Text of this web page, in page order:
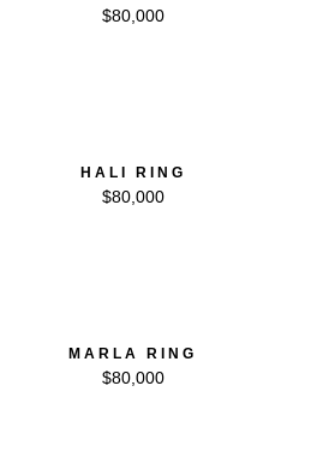
$80,000
HALI RING
$80,000
MARLA RING
$80,000